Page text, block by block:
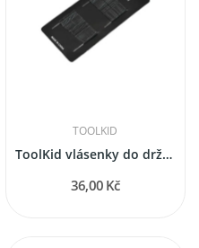
TOOLKID
ToolKid vlásenky do držáku na hřebíky (32 kusů)
36,00 Kč